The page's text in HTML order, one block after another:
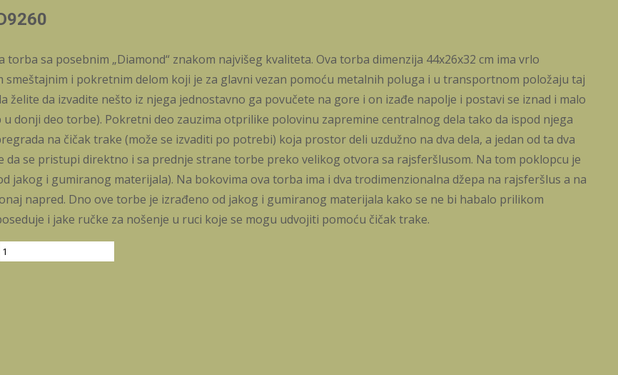
sa posebnim „Diamond“ znakom najvišeg kvaliteta. Ova torba dimenzija 44x26x32 cm ima vrlo
i pokretnim delom koji je za glavni vezan pomoću metalnih poluga i u transportnom položaju taj
da izvadite nešto iz njega jednostavno ga povučete na gore i on izađe napolje i postavi se iznad i malo
donji deo torbe). Pokretni deo zauzima otprilike polovinu zapremine centralnog dela tako da ispod njega
na čičak trake (može se izvaditi po potrebi) koja prostor deli uzdužno na dva dela, a jedan od ta dva
da se pristupi direktno i sa prednje strane torbe preko velikog otvora sa rajsferšlusom. Na tom poklopcu je
jakog i gumiranog materijala). Na bokovima ova torba ima i dva trodimenzionalna džepa na rajsferšlus a na
napred. Dno ove torbe je izrađeno od jakog i gumiranog materijala kako se ne bi habalo prilikom
i jake ručke za nošenje u ruci koje se mogu udvojiti pomoću čičak trake.